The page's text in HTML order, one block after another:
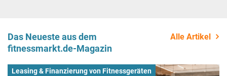
Das Neueste aus dem
fitnessmarkt.de-Magazin
Alle Artikel
Leasing & Finanzierung von Fitnessgeräten